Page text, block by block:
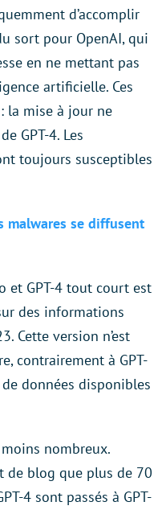
d’accomplir
sort pour OpenAI, qui
en ne mettant pas
artificielle. Ces
la mise à jour ne
GPT-4. Les
toujours susceptibles
malwares se diffusent
et GPT-4 tout court est
des informations
Cette version n’est
contrairement à GPT-
données disponibles
nombreux.
de blog que plus de 70
4 sont passés à GPT-